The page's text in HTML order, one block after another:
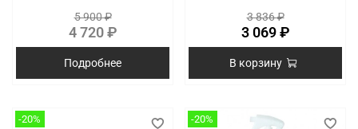
5 900 ₽
4 720 ₽
Подробнее
3 836 ₽
3 069 ₽
В корзину
-20% -20%